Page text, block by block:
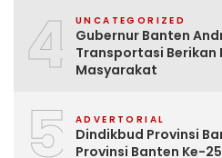
4 UNCATEGORIZED
Gubernur Banten
Transportasi Berikan
Masyarakat
5 ADVERTORIAL
Dindikbud Provinsi
Provinsi Banten Ke-